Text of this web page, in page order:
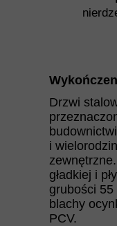
Drzwi
i
gładkiej i
grubości
blachy
PCV.